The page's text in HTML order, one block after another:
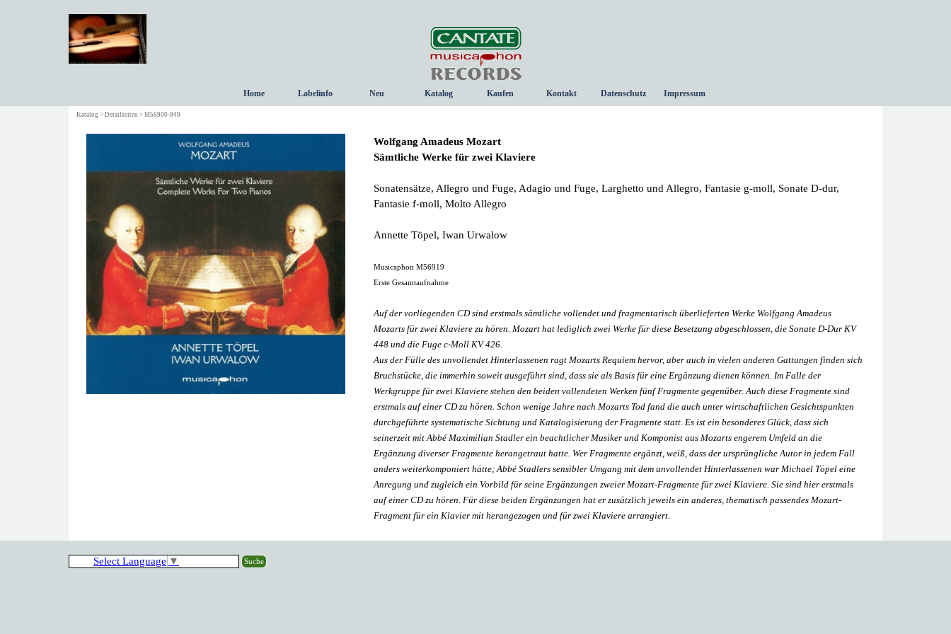
Menü überspringen
Home Labelinfo Neu Katalog ▼
Kaufen Kontakt Datenschutz Impressum
Katalog > Detailseiten > M56900-949
Wolfgang Amadeus Mozart
Sämtliche Werke für zwei Klaviere
Sonatensätze, Allegro und Fuge, Adagio und Fuge, Larghetto und Allegro, Fantasie g-moll, Sonate D-dur,
Fantasie f-moll, Molto Allegro
Annette Töpel, Iwan Urwalow
Musicaphon M56919
Erste Gesamtaufnahme
Auf der vorliegenden CD sind erstmals sämtliche vollendet und fragmentarisch überlieferten Werke Wolfgang Amadeus
Mozarts für zwei Klaviere zu hören. Mozart hat lediglich zwei Werke für diese Besetzung abgeschlossen, die Sonate D-Dur KV
448 und die Fuge c-Moll KV 426.
Aus der Fülle des unvollendet Hinterlassenen ragt Mozarts Requiem hervor, aber auch in vielen anderen Gattungen finden sich
Bruchstücke, die immerhin soweit ausgeführt sind, dass sie als Basis für eine Ergänzung dienen können. Im Falle der
Werkgruppe für zwei Klaviere stehen den beiden vollendeten Werken fünf Fragmente gegenüber. Auch diese Fragmente sind
erstmals auf einer CD zu hören. Schon wenige Jahre nach Mozarts Tod fand die auch unter wirtschaftlichen Gesichtspunkten
durchgeführte systematische Sichtung und Katalogisierung der Fragmente statt. Es ist ein besonderes Glück, dass sich
seinerzeit mit Abbé Maximilian Stadler ein beachtlicher Musiker und Komponist aus Mozarts engerem Umfeld an die
Ergänzung diverser Fragmente herangetraut hatte. Wer Fragmente ergänzt, weiß, dass der ursprüngliche Autor in jedem Fall
anders weiterkomponiert hätte; Abbé Stadlers sensibler Umgang mit dem unvollendet Hinterlassenen war Michael Töpel eine
Anregung und zugleich ein Vorbild für seine Ergänzungen zweier Mozart-Fragmente für zwei Klaviere. Sie sind hier erstmals
auf einer CD zu hören. Für diese beiden Ergänzungen hat er zusätzlich jeweils ein anderes, thematisch passendes Mozart-
Fragment für ein Klavier mit herangezogen und für zwei Klaviere arrangiert.
Select Language ▼ Suche